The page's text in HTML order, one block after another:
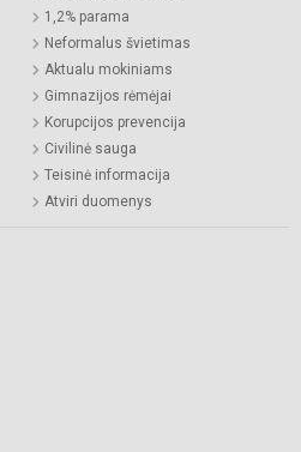
1,2% parama
Neformalus švietimas
Aktualu mokiniams
Gimnazijos rėmėjai
Korupcijos prevencija
Civilinė sauga
Teisinė informacija
Atviri duomenys